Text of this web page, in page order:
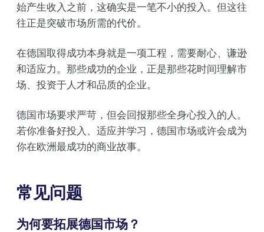
始产生收入之前，这确实是一笔不小的投入。但这往
往正是突破市场所需的代价。
在德国取得成功本身就是一项工程，需要耐心、谦逊
和适应力。那些成功的企业，正是那些花时间理解市
场、投资于人才和品质的企业。
德国市场要求严苛，但会回报那些全身心投入的人。
若你准备好投入、适应并学习，德国市场或许会成为
你在欧洲最成功的商业故事。
常见问题
为何要拓展德国市场？